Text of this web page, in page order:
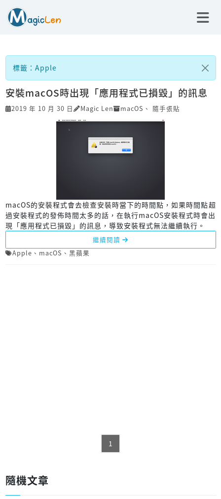
標籤：Apple
安裝macOS時出現「應用程式已損毀」的訊息
2019 年 10 月 30 日 Magic Len macOS 、 隨手張貼
macOS的安裝程式會去檢查安裝時當下的時間點，如果時間點超
過安裝程式的發佈時間太多的話，在執行macOS安裝程式時會出
現「應用程式已損毀」的訊息，導致安裝程式無法繼續執行。
繼續閱讀
Apple 、 macOS 、 黑蘋果
1
隨機文章